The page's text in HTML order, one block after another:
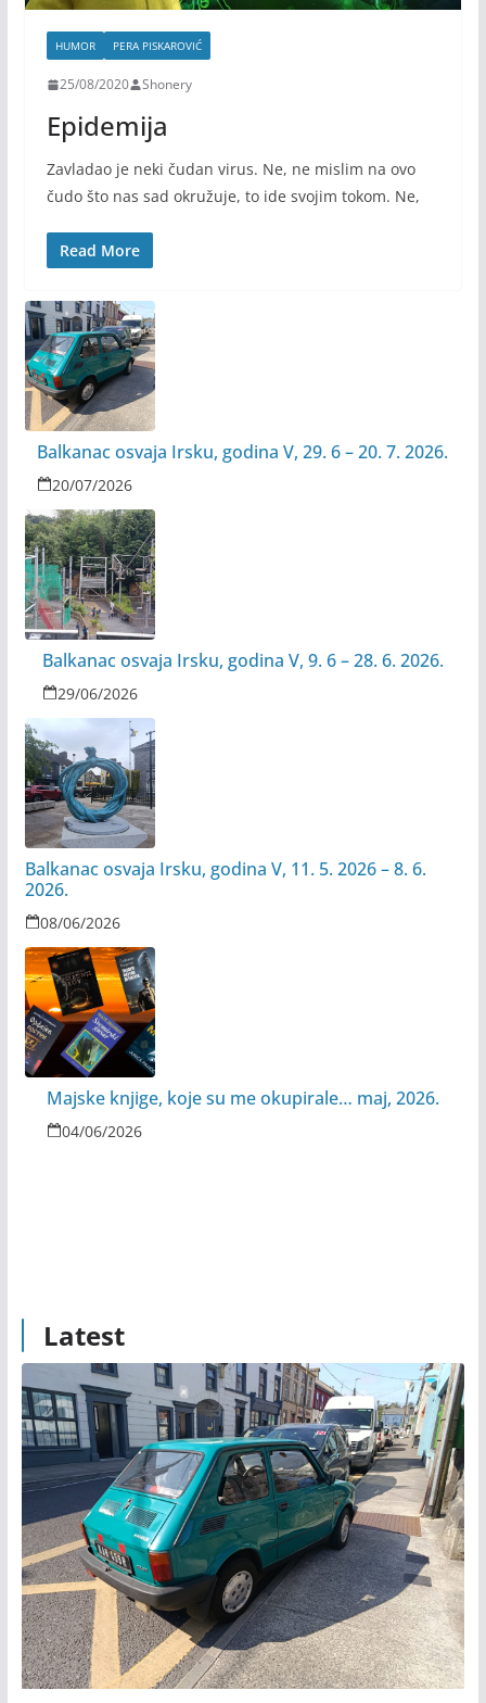
HUMOR PERA PISKAROVIĆ
25/08/2020 Shonery
Epidemija
Zavladao je neki čudan virus. Ne, ne mislim na ovo
čudo što nas sad okružuje, to ide svojim tokom. Ne,
Read More
Balkanac osvaja Irsku, godina V, 29. 6 – 20. 7. 2026.
20/07/2026
Balkanac osvaja Irsku, godina V, 9. 6 – 28. 6. 2026.
29/06/2026
Balkanac osvaja Irsku, godina V, 11. 5. 2026 – 8. 6.
2026.
08/06/2026
Majske knjige, koje su me okupirale… maj, 2026.
04/06/2026
Latest